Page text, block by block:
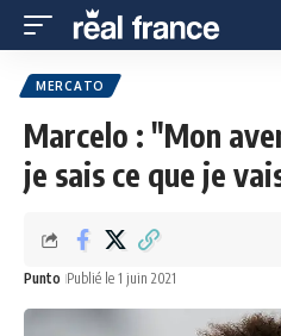
MERCATO
Marcelo : "Mon
je sais ce que je
Punto Publié le 1 juin 2021